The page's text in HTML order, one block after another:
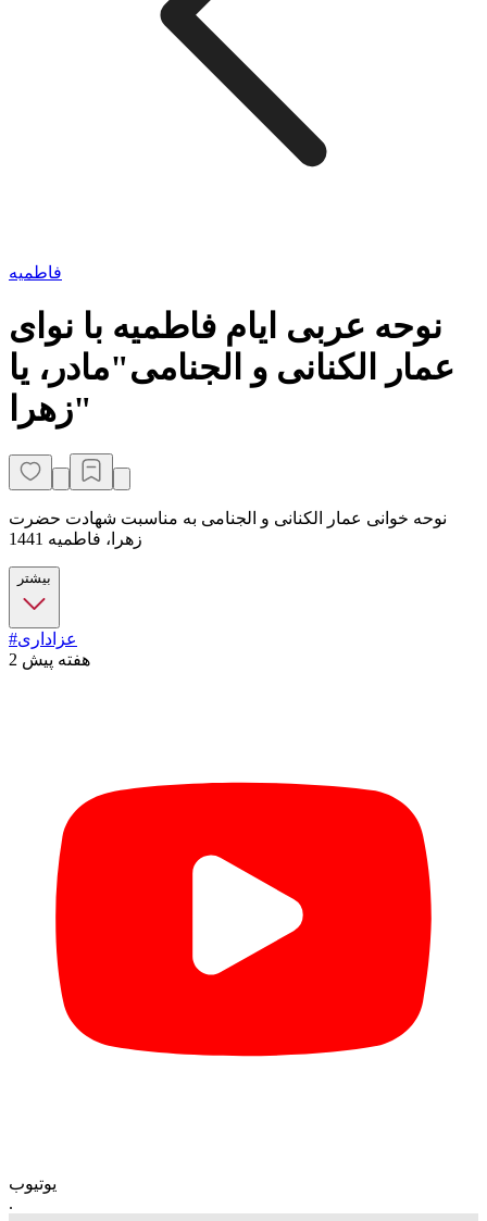
فاطمیه
نوحه عربی ایام فاطمیه با نوای
عمار الکنانی و الجنامی"مادر، یا
زهرا"
نوحه خوانی عمار الکنانی و الجنامی به مناسبت شهادت حضرت
زهرا، فاطمیه 1441
بیشتر
#عزاداری
2 هفته پیش
یوتیوب
.